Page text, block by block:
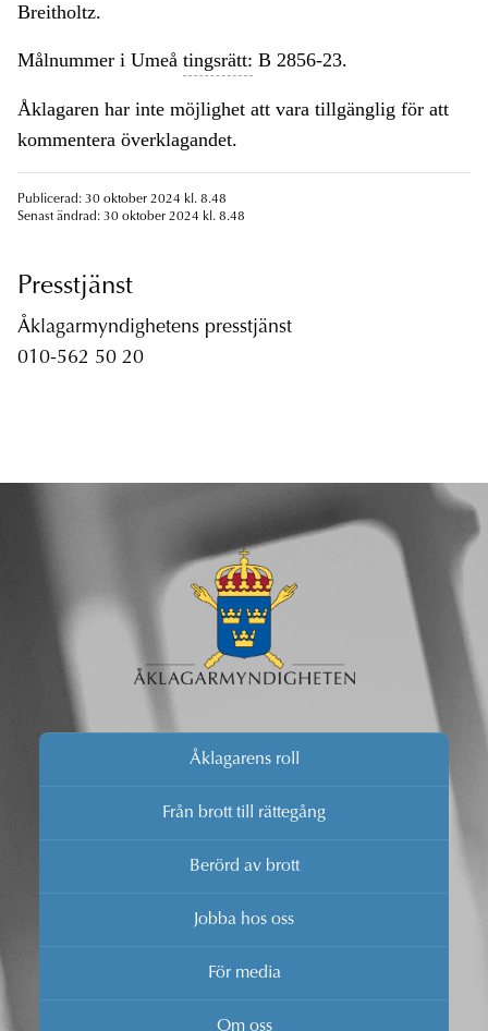
Breitholtz.
Målnummer i Umeå tingsrätt: B 2856-23.
Åklagaren har inte möjlighet att vara tillgänglig för att
kommentera överklagandet.
Publicerad: 30 oktober 2024 kl. 8.48
Senast ändrad: 30 oktober 2024 kl. 8.48
Presstjänst
Åklagarmyndighetens presstjänst
010-562 50 20
Åklagarens roll
Från brott till rättegång
Berörd av brott
Jobba hos oss
För media
Om oss